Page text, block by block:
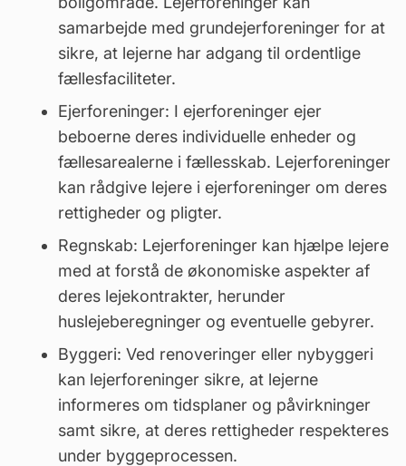
samarbejde med grundejerforeninger for at
sikre, at lejerne har adgang til ordentlige
fællesfaciliteter.
Ejerforeninger: I ejerforeninger ejer
beboerne deres individuelle enheder og
fællesarealerne i fællesskab. Lejerforeninger
kan rådgive lejere i ejerforeninger om deres
rettigheder og pligter.
Regnskab: Lejerforeninger kan hjælpe lejere
med at forstå de økonomiske aspekter af
deres lejekontrakter, herunder
huslejeberegninger og eventuelle gebyrer.
Byggeri: Ved renoveringer eller nybyggeri
kan lejerforeninger sikre, at lejerne
informeres om tidsplaner og påvirkninger
samt sikre, at deres rettigheder respekteres
under byggeprocessen.